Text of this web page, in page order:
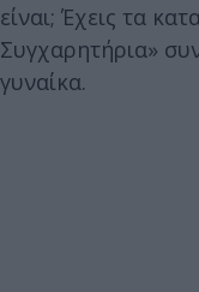
είναι; Έχεις τα
Συγχαρητήρια»
γυναίκα.